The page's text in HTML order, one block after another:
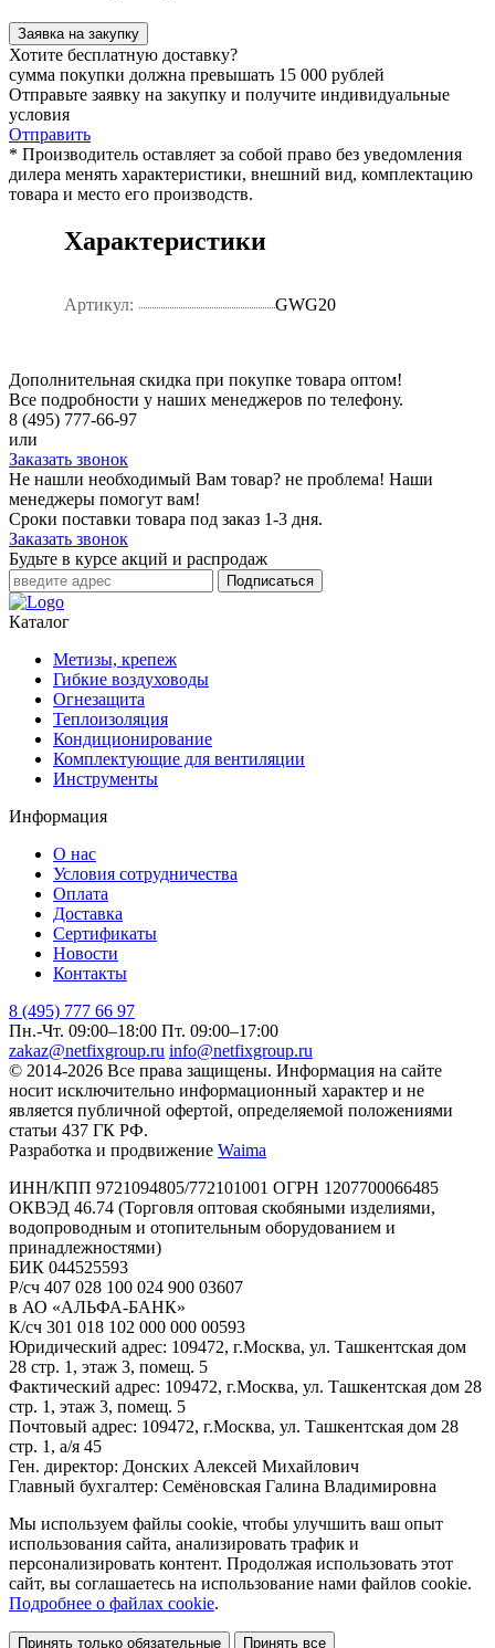
Заявка на закупку
Хотите бесплатную доставку?
сумма покупки должна превышать 15 000 рублей
Отправьте заявку на закупку и получите индивидуальные
условия
Отправить
* Производитель оставляет за собой право без уведомления
дилера менять характеристики, внешний вид, комплектацию
товара и место его производств.
Характеристики
Артикул: GWG20
Дополнительная скидка при покупке товара оптом!
Все подробности у наших менеджеров по телефону.
8 (495) 777-66-97
или
Заказать звонок
Не нашли необходимый Вам товар? не проблема! Наши
менеджеры помогут вам!
Сроки поставки товара под заказ 1-3 дня.
Заказать звонок
Будьте в курсе акций и распродаж
Подписаться
Каталог
Метизы, крепеж
Гибкие воздуховоды
Огнезащита
Теплоизоляция
Кондиционирование
Комплектующие для вентиляции
Инструменты
Информация
О нас
Условия сотрудничества
Оплата
Доставка
Сертификаты
Новости
Контакты
8 (495) 777 66 97
Пн.-Чт. 09:00–18:00 Пт. 09:00–17:00
zakaz@netfixgroup.ru info@netfixgroup.ru
© 2014-2026 Все права защищены. Информация на сайте
носит исключительно информационный характер и не
является публичной офертой, определяемой положениями
статьи 437 ГК РФ.
Разработка и продвижение Waima
ИНН/КПП 9721094805/772101001 ОГРН 1207700066485
ОКВЭД 46.74 (Торговля оптовая скобяными изделиями,
водопроводным и отопительным оборудованием и
принадлежностями)
БИК 044525593
Р/сч 407 028 100 024 900 03607
в АО «АЛЬФА-БАНК»
К/сч 301 018 102 000 000 00593
Юридический адрес: 109472, г.Москва, ул. Ташкентская дом
28 стр. 1, этаж 3, помещ. 5
Фактический адрес: 109472, г.Москва, ул. Ташкентская дом 28
стр. 1, этаж 3, помещ. 5
Почтовый адрес: 109472, г.Москва, ул. Ташкентская дом 28
стр. 1, а/я 45
Ген. директор: Донских Алексей Михайлович
Главный бухгалтер: Семёновская Галина Владимировна
Мы используем файлы cookie, чтобы улучшить ваш опыт
использования сайта, анализировать трафик и
персонализировать контент. Продолжая использовать этот
сайт, вы соглашаетесь на использование нами файлов cookie.
Подробнее о файлах cookie.
Принять только обязательные Принять все